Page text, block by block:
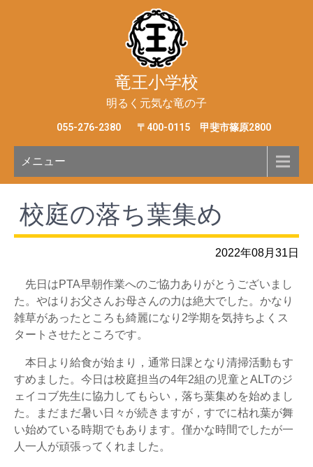
竜王小学校
明るく元気な竜の子
055-276-2380 〒400-0115 甲斐市篠原2800
メニュー
校庭の落ち葉集め
2022年08月31日
先日はPTA早朝作業へのご協力ありがとうございまし
た。やはりお父さんお母さんの力は絶大でした。かなり
雑草があったところも綺麗になり2学期を気持ちよくス
タートさせたところです。
本日より給食が始まり，通常日課となり清掃活動もす
すめました。今日は校庭担当の4年2組の児童とALTのジ
ェイコブ先生に協力してもらい，落ち葉集めを始めまし
た。まだまだ暑い日々が続きますが，すでに枯れ葉が舞
い始めている時期でもあります。僅かな時間でしたが一
人一人が頑張ってくれました。